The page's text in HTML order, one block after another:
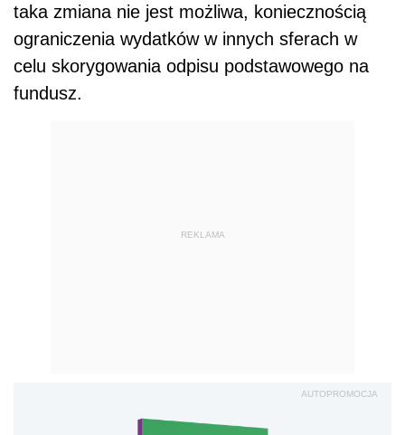
taka zmiana nie jest możliwa, koniecznością
ograniczenia wydatków w innych sferach w
celu skorygowania odpisu podstawowego na
fundusz.
REKLAMA
AUTOPROMOCJA